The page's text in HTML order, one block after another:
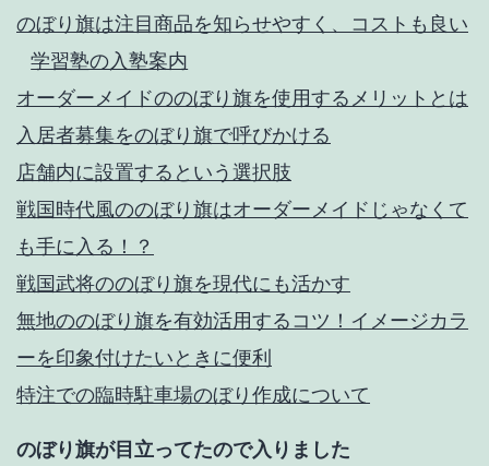
のぼり旗は注目商品を知らせやすく、コストも良い
学習塾の入塾案内
オーダーメイドののぼり旗を使用するメリットとは
入居者募集をのぼり旗で呼びかける
店舗内に設置するという選択肢
戦国時代風ののぼり旗はオーダーメイドじゃなくて
も手に入る！？
戦国武将ののぼり旗を現代にも活かす
無地ののぼり旗を有効活用するコツ！イメージカラ
ーを印象付けたいときに便利
特注での臨時駐車場のぼり作成について
のぼり旗が目立ってたので入りました